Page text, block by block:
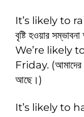
It’s likely to
বৃষ্টি হওয়ার
We’re likely
Friday. (আমাদের
আছে।)
It’s likely to